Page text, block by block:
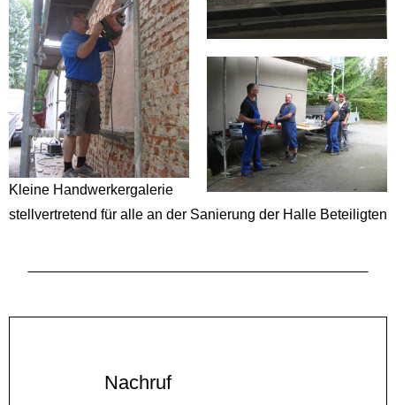
Kleine Handwerkergalerie
stellvertretend für alle an der Sanierung der Halle Beteiligten
Nachruf